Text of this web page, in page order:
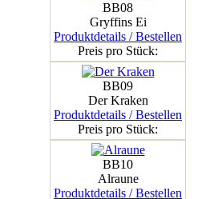
BB08
Gryffins Ei
Produktdetails / Bestellen
Preis pro Stück:
BB09
Der Kraken
Produktdetails / Bestellen
Preis pro Stück:
BB10
Alraune
Produktdetails / Bestellen